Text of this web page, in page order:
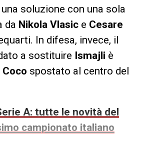
soluzione con una sola
da Nikola Vlasice Cesare
In difesa, invece, il
a sostituire Ismajli è
Coco spostato al centro del
A: tutte le novità del
campionato italiano